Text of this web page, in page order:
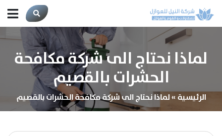
لماذا نحتاج الى شركة مكافحة
الحشرات بالقصيم
الرئيسية»لماذا نحتاج الى شركة مكافحة الحشرات بالقصيم